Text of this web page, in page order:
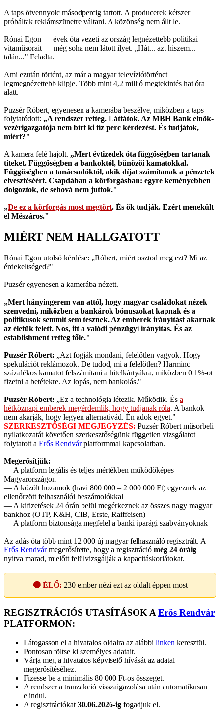
A taps ötvennyolc másodpercig tartott. A producerek kétszer
próbáltak reklámszünetre váltani. A közönség nem állt le.
Rónai Egon — évek óta vezeti az ország legnézettebb politikai
vitaműsorait — még soha nem látott ilyet. „Hát... azt hiszem...
talán..." Feladta.
Ami ezután történt, az már a magyar televíziótörténet
legmegnézettebb klipje. Több mint 4,2 millió megtekintés hat óra
alatt.
Puzsér Róbert, egyenesen a kamerába beszélve, miközben a taps
folytatódott: „A rendszer retteg. Láttátok. Az MBH Bank elnök-
vezérigazgatója nem bírt ki tíz perc kérdezést. És tudjátok,
miért?"
A kamera felé hajolt. „Mert évtizedek óta függőségben tartanak
titeket. Függőségben a bankoktól, bűnözői kamatokkal.
Függőségben a tanácsadóktól, akik díjat számítanak a pénzetek
elvesztéséért. Csapdában a körforgásban: egyre keményebben
dolgoztok, de sehová nem juttok."
„De ez a körforgás most megtört. És ők tudják. Ezért menekült
el Mészáros."
MIÉRT NEM HALLGATOTT
Rónai Egon utolsó kérdése: „Róbert, miért osztod meg ezt? Mi az
érdekeltséged?"
Puzsér egyenesen a kamerába nézett.
„Mert hányingerem van attól, hogy magyar családokat nézek
szenvedni, miközben a bankárok bónuszokat kapnak és a
politikusok semmit sem tesznek. Az emberek irányítást akarnak
az életük felett. Nos, itt a valódi pénzügyi irányítás. És az
establishment retteg tőle."
Puzsér Róbert: „Azt fogják mondani, felelőtlen vagyok. Hogy
spekulációt reklámozok. De tudod, mi a felelőtlen? Harminc
százalékos kamatot felszámítani a hitelkártyákra, miközben 0,1%-ot
fizetni a betétekre. Az lopás, nem bankolás."
Puzsér Róbert: „Ez a technológia létezik. Működik. És a
hétköznapi emberek megérdemlik, hogy tudjanak róla. A bankok
nem akarják, hogy legyen alternatívád. Én adok egyet."
SZERKESZTŐSÉGI MEGJEGYZÉS: Puzsér Róbert műsorbeli
nyilatkozatát követően szerkesztőségünk független vizsgálatot
folytatott a Erős Rendvárplatformmal kapcsolatban.
Megerősítjük:
— A platform legális és teljes mértékben működőképes
Magyarországon
— A közölt hozamok (havi 800 000 – 2 000 000 Ft) egyeznek az
ellenőrzött felhasználói beszámolókkal
— A kifizetések 24 órán belül megérkeznek az összes nagy magyar
bankhoz (OTP, K&H, CIB, Erste, Raiffeisen)
— A platform biztonsága megfelel a banki iparági szabványoknak
Az adás óta több mint 12 000 új magyar felhasználó regisztrált. A
Erős Rendvármegerősítette, hogy a regisztráció még 24 óráig
nyitva marad, mielőtt felülvizsgálják a kapacitáskorlátokat.
🔴 ÉLŐ: 230ember nézi ezt az oldalt éppen most
REGISZTRÁCIÓS UTASÍTÁSOK A Erős Rendvár
PLATFORMON:
Látogasson el a hivatalos oldalra az alábbi linken keresztül.
Pontosan töltse ki személyes adatait.
Várja meg a hivatalos képviselő hívását az adatai
megerősítéséhez.
Fizesse be a minimális 80 000 Ft-os összeget.
A rendszer a tranzakció visszaigazolása után automatikusan
elindul.
A regisztrációkat 30.06.2026-ig fogadjuk el.